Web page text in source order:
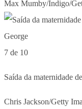
Max Mumby/Indigo/
7 de 10
Saída da maternidade
Chris Jackson/Getty